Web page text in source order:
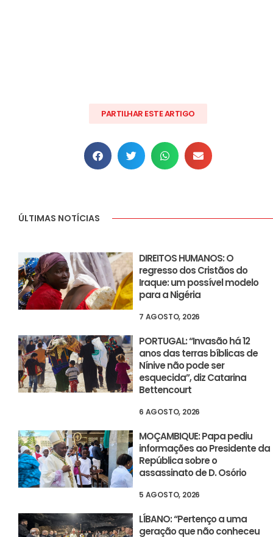
PARTILHAR ESTE ARTIGO
ÚLTIMAS NOTÍCIAS
DIREITOS HUMANOS: O
regresso dos Cristãos do
Iraque: um possível modelo
para a Nigéria
7 AGOSTO, 2026
PORTUGAL: “Invasão há 12
anos das terras bíblicas de
Nínive não pode ser
esquecida”, diz Catarina
Bettencourt
6 AGOSTO, 2026
MOÇAMBIQUE: Papa pediu
informações ao Presidente da
República sobre o
assassinato de D. Osório
5 AGOSTO, 2026
LÍBANO: “Pertenço a uma
geração que não conheceu